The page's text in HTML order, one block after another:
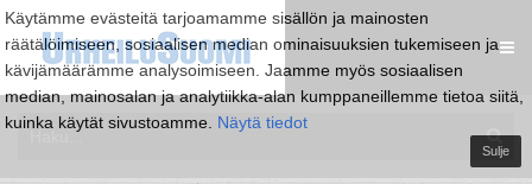
Käytämme evästeitä tarjoamamme sisällön ja mainosten
räätälöimiseen, sosiaalisen median ominaisuuksien tukemiseen ja
kävijämäärämme analysoimiseen. Jaamme myös sosiaalisen
median, mainosalan ja analytiikka-alan kumppaneillemme tietoa siitä,
kuinka käytät sivustoamme. Näytä tiedot
Sulje